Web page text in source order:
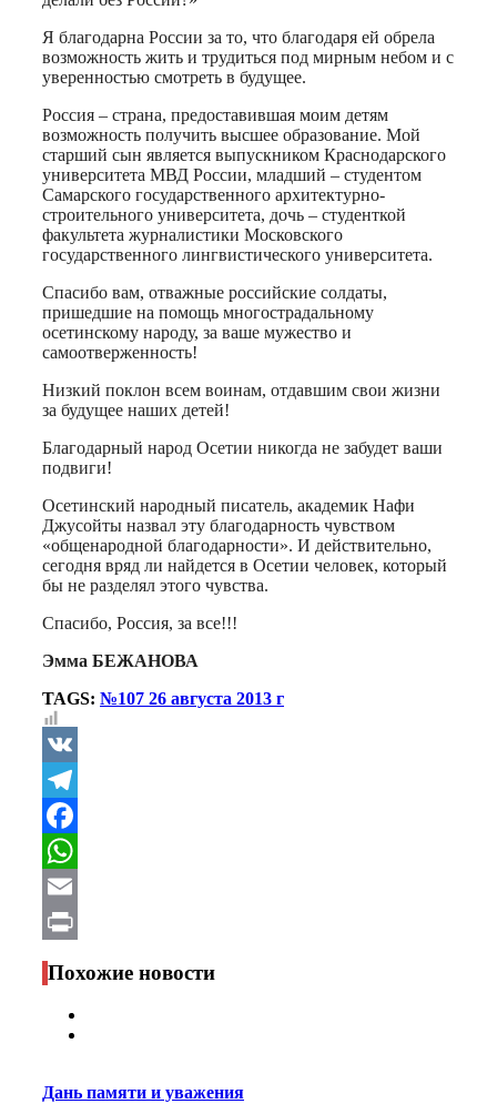
Я благодарна России за то, что благодаря ей обрела
возможность жить и трудиться под мирным небом и с
уверенностью смотреть в будущее.
Россия – страна, предоставившая моим детям
возможность получить высшее образование. Мой
старший сын является выпускником Краснодарского
университета МВД России, младший – студентом
Самарского государственного архитектурно-
строительного университета, дочь – студенткой
факультета журналистики Московского
государственного лингвистического университета.
Спасибо вам, отважные российские солдаты,
пришедшие на помощь многострадальному
осетинскому народу, за ваше мужество и
самоотверженность!
Низкий поклон всем воинам, отдавшим свои жизни
за будущее наших детей!
Благодарный народ Осетии никогда не забудет ваши
подвиги!
Осетинский народный писатель, академик Нафи
Джусойты назвал эту благодарность чувством
«общенародной благодарности». И действительно,
сегодня вряд ли найдется в Осетии человек, который
бы не разделял этого чувства.
Спасибо, Россия, за все!!!
Эмма БЕЖАНОВА
TAGS: №107 26 августа 2013 г
VK
Telegram
Facebook
WhatsApp
Email
Print
Похожие новости
Дань памяти и уважения